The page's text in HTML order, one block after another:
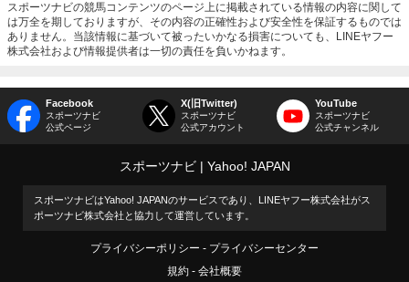
スポーツナビの競馬コンテンツのページ上に掲載されている情報の内容に関して
は万全を期しておりますが、その内容の正確性および安全性を保証するものでは
ありません。当該情報に基づいて被ったいかなる損害についても、LINEヤフー
株式会社および情報提供者は一切の責任を負いかねます。
Facebook
スポーツナビ
公式ページ
X(旧Twitter)
スポーツナビ
公式アカウント
YouTube
スポーツナビ
公式チャンネル
スポーツナビ Yahoo! JAPAN
スポーツナビはYahoo! JAPANのサービスであり、LINEヤフー株式会社がス
ポーツナビ株式会社と協力して運営しています。
プライバシーポリシー
プライバシーセンター
規約
会社概要